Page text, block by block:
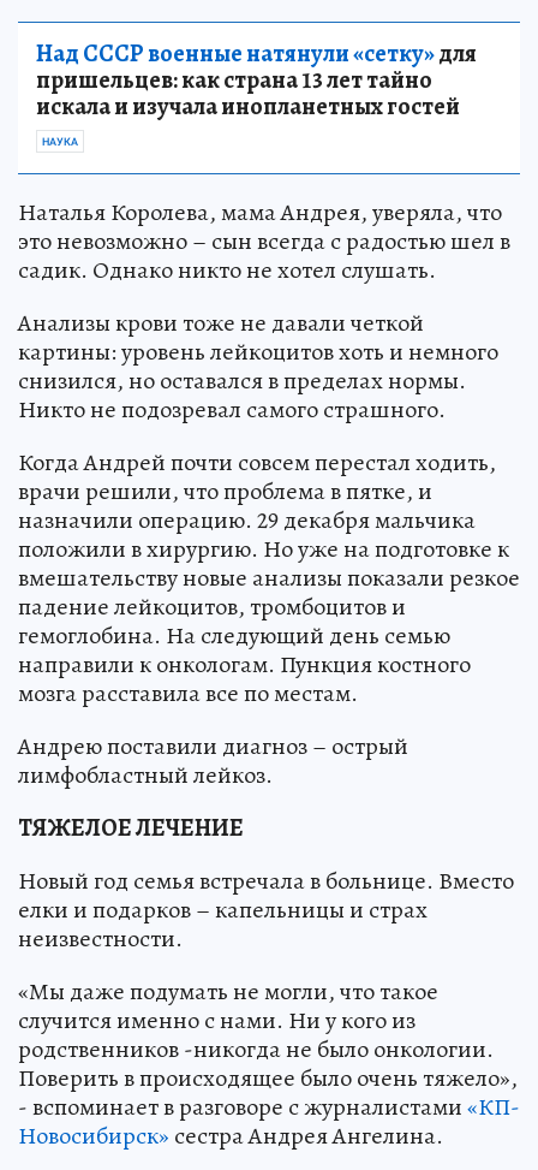
Над СССР военные натянули «сетку»для
пришельцев: как страна 13 лет тайно
искала и изучала инопланетных гостей
НАУКА
Наталья Королева, мама Андрея, уверяла, что
это невозможно – сын всегда с радостью шел в
садик. Однако никто не хотел слушать.
Анализы крови тоже не давали четкой
картины: уровень лейкоцитов хоть и немного
снизился, но оставался в пределах нормы.
Никто не подозревал самого страшного.
Когда Андрей почти совсем перестал ходить,
врачи решили, что проблема в пятке, и
назначили операцию. 29 декабря мальчика
положили в хирургию. Но уже на подготовке к
вмешательству новые анализы показали резкое
падение лейкоцитов, тромбоцитов и
гемоглобина. На следующий день семью
направили к онкологам. Пункция костного
мозга расставила все по местам.
Андрею поставили диагноз – острый
лимфобластный лейкоз.
ТЯЖЕЛОЕ ЛЕЧЕНИЕ
Новый год семья встречала в больнице. Вместо
елки и подарков – капельницы и страх
неизвестности.
«Мы даже подумать не могли, что такое
случится именно с нами. Ни у кого из
родственников -никогда не было онкологии.
Поверить в происходящее было очень тяжело»,
- вспоминает в разговоре с журналистами«КП-
Новосибирск» сестра Андрея Ангелина.